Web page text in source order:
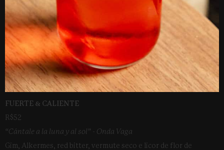
FUERTE & CALIENTE
R$52
“Cántale a la luna y al sol” - Onda Vaga
Gim, Alkermes, red bitter, vermute seco e licor de flor de